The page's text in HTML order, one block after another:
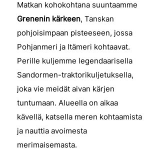
Matkan kohokohtana suuntaamme
Grenenin kärkeen, Tanskan
pohjoisimpaan pisteeseen, jossa
Pohjanmeri ja Itämeri kohtaavat.
Perille kuljemme legendaarisella
Sandormen-traktorikuljetuksella,
joka vie meidät aivan kärjen
tuntumaan. Alueella on aikaa
kävellä, katsella meren kohtaamista
ja nauttia avoimesta
merimaisemasta.